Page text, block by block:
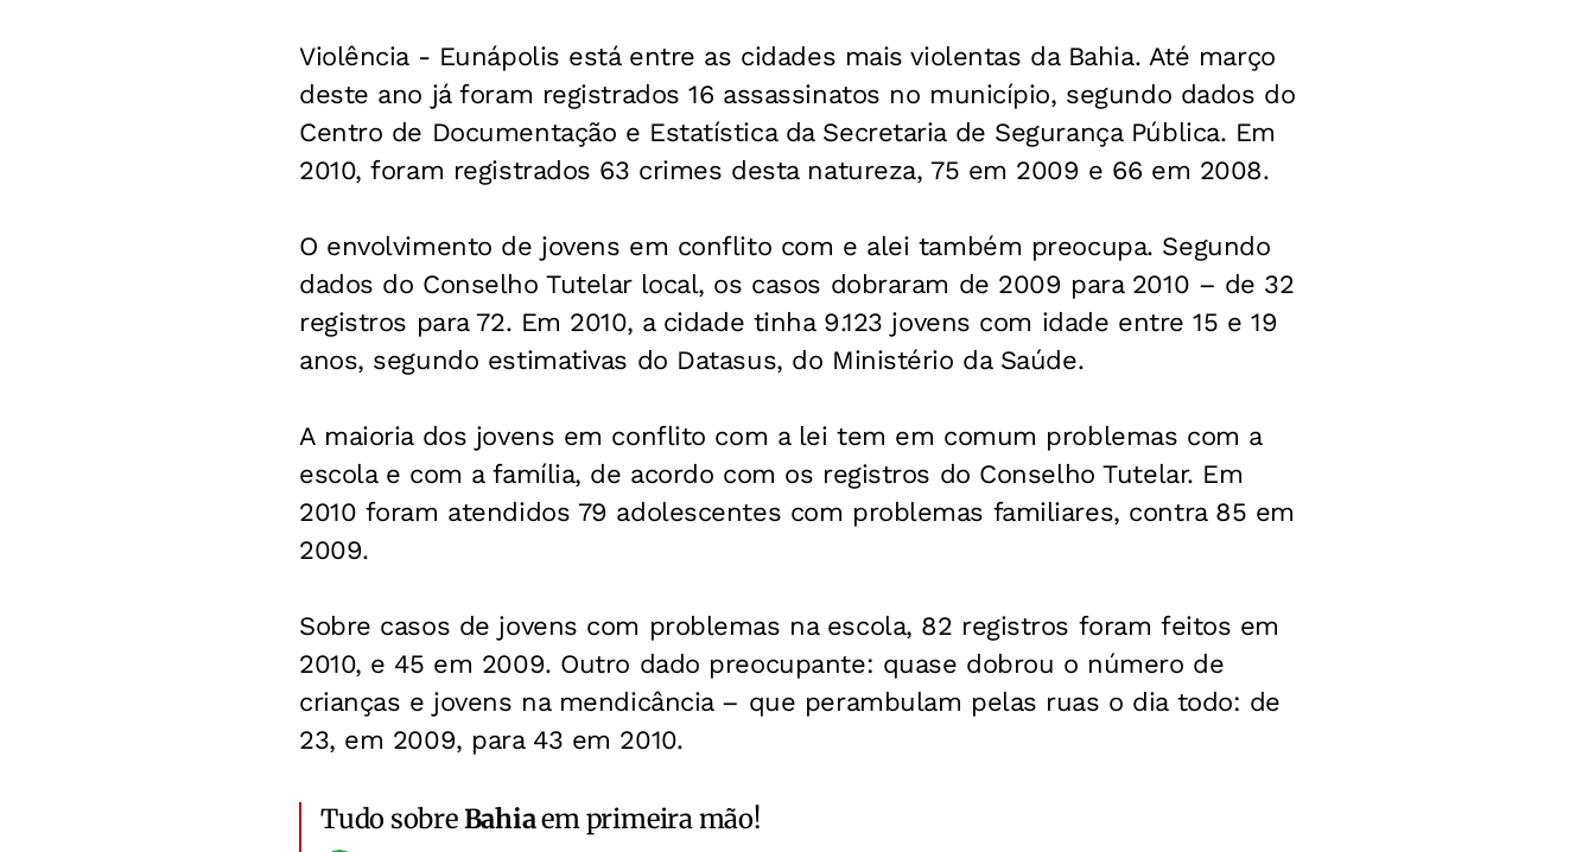
Violência - Eunápolis está entre as cidades mais violentas da Bahia. Até março
deste ano já foram registrados 16 assassinatos no município, segundo dados do
Centro de Documentação e Estatística da Secretaria de Segurança Pública. Em
2010, foram registrados 63 crimes desta natureza, 75 em 2009 e 66 em 2008.
O envolvimento de jovens em conflito com e alei também preocupa. Segundo
dados do Conselho Tutelar local, os casos dobraram de 2009 para 2010 – de 32
registros para 72. Em 2010, a cidade tinha 9.123 jovens com idade entre 15 e 19
anos, segundo estimativas do Datasus, do Ministério da Saúde.
A maioria dos jovens em conflito com a lei tem em comum problemas com a
escola e com a família, de acordo com os registros do Conselho Tutelar. Em
2010 foram atendidos 79 adolescentes com problemas familiares, contra 85 em
2009.
Sobre casos de jovens com problemas na escola, 82 registros foram feitos em
2010, e 45 em 2009. Outro dado preocupante: quase dobrou o número de
crianças e jovens na mendicância – que perambulam pelas ruas o dia todo: de
23, em 2009, para 43 em 2010.
Tudo sobreBahiaem primeira mão!